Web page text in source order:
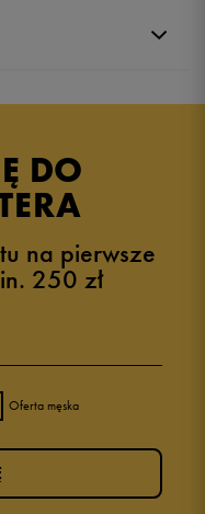
DO
na pierwsze
250 zł
Oferta męska